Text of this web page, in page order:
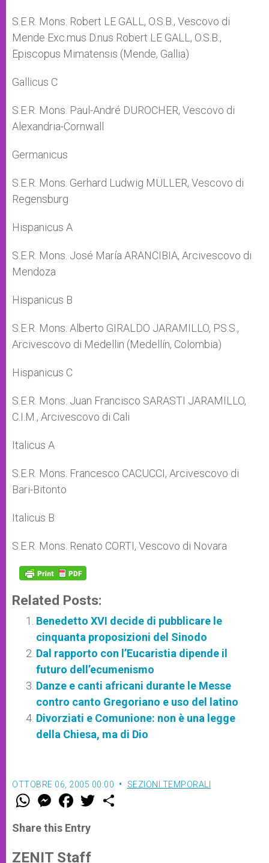
S.E.R. Mons. Robert LE GALL, O.S.B., Vescovo di
Mende Exc.mus D.nus Robert LE GALL, O.S.B.,
Episcopus Mimatensis (Mende, Gallia)
Gallicus C
S.E.R. Mons. Paul-André DUROCHER, Vescovo di
Alexandria-Cornwall
Germanicus
S.E.R. Mons. Gerhard Ludwig MÜLLER, Vescovo di
Regensburg
Hispanicus A
S.E.R. Mons. José María ARANCIBIA, Arcivescovo di
Mendoza
Hispanicus B
S.E.R. Mons. Alberto GIRALDO JARAMILLO, P.S.S.,
Arcivescovo di Medellin (Medellín, Colombia)
Hispanicus C
S.E.R. Mons. Juan Francisco SARASTI JARAMILLO,
C.I.M., Arcivescovo di Cali
Italicus A
S.E.R. Mons. Francesco CACUCCI, Arcivescovo di
Bari-Bitonto
Italicus B
S.E.R. Mons. Renato CORTI, Vescovo di Novara
Related Posts:
Benedetto XVI decide di pubblicare le
cinquanta proposizioni del Sinodo
Dal rapporto con l’Eucaristia dipende il
futuro dell’ecumenismo
Danze e canti africani durante le Messe
contro canto Gregoriano e uso del latino
Divorziati e Comunione: non è una legge
della Chiesa, ma di Dio
OTTOBRE 06, 2005 00:00 SEZIONI TEMPORALI
W
t
s
p
M
e
s
e
g
F
a
e
b
o
w
Share this Entry
ZENIT Staff